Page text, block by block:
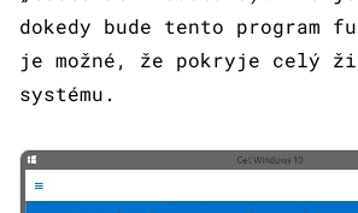
dokedy bude tento program
je možné, že pokryje celý
systému.